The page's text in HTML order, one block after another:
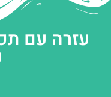
עזרה עם